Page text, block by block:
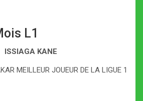
L1
ISSIAGA KANE
MEILLEUR JOUEUR DE LA LIGUE 1